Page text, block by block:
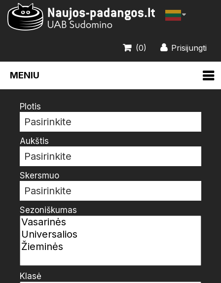
Prisijungti
(0)
MENIU
Plotis
Pasirinkite
Aukštis
Pasirinkite
Skersmuo
Pasirinkite
Sezoniškumas
Klasė